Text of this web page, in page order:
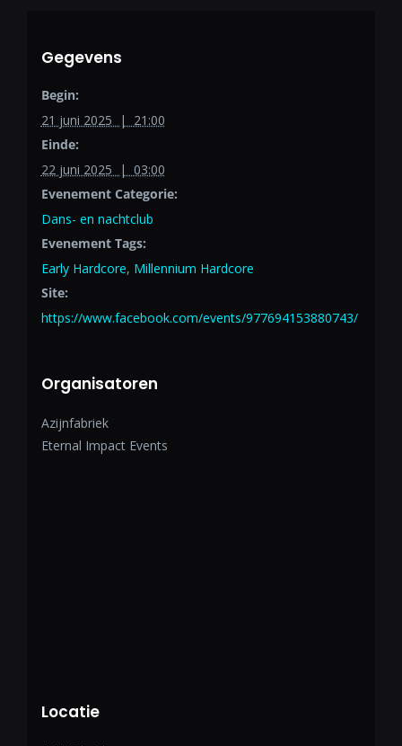
Gegevens
Begin:
21 juni 2025 | 21:00
Einde:
22 juni 2025 | 03:00
Evenement Categorie:
Dans- en nachtclub
Evenement Tags:
Early Hardcore, Millennium Hardcore
Site:
https://www.facebook.com/events/977694153880743/
Organisatoren
Azijnfabriek
Eternal Impact Events
Locatie